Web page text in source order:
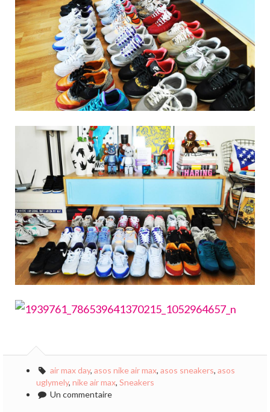
air max day, asos nike air max, asos sneakers, asos
uglymely, nike air max, Sneakers
Un commentaire